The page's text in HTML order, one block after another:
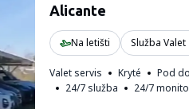
Alicante
Na letišti Služba Valet
Valet servis Kryté Pod
24/7 služba
24/7